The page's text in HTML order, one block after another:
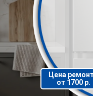
Цена
от 1700 р.